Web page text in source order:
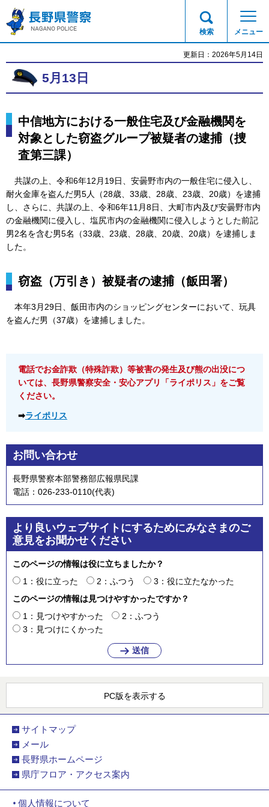
長野県警察
検索 メニュー
更新日：2026年5月14日
5月13日
中信地方における一般住宅及び金融機関を
対象とした窃盗グループ被疑者の逮捕（捜
査第三課）
共謀の上、令和6年12月19日、安曇野市内の一般住宅に侵入し、
耐火金庫を盗んだ男5人（28歳、33歳、28歳、23歳、20歳）を逮捕
し、さらに、共謀の上、令和6年11月8日、大町市内及び安曇野市内
の金融機関に侵入し、塩尻市内の金融機関に侵入しようとした前記
男2名を含む男5名（33歳、23歳、28歳、20歳、20歳） を逮捕しま
した。
窃盗（万引き）被疑者の逮捕（飯田署）
本年3月29日、飯田市内のショッピングセンターにおいて、玩具
を盗んだ男（37歳） を逮捕しました。
電話でお金詐欺（特殊詐欺）等被害の発生及び熊の出没につ
いては、長野県警察安全・安心アプリ「ライポリス」をご覧
ください。
➡ライポリス
お問い合わせ
長野県警察本部警務部広報県民課
電話：026-233-0110(代表)
より良いウェブサイトにするためにみなさまのご
意見をお聞かせください
このページの情報は役に立ちましたか？
1：役に立った
2：ふつう
3：役に立たなかった
このページの情報は見つけやすかったですか？
1：見つけやすかった
2：ふつう
3：見つけにくかった
PC版を表示する
サイトマップ
メール
長野県ホームページ
県庁フロア・アクセス案内
個人情報について